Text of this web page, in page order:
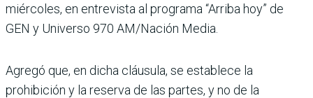
miércoles, en entrevista al programa “Arriba hoy” de
GEN y Universo 970 AM/Nación Media.
Agregó que, en dicha cláusula, se establece la
prohibición y la reserva de las partes, y no de la